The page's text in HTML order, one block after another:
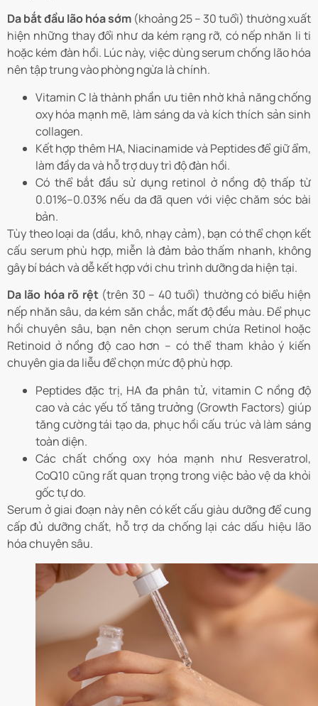
Da bắt đầu lão hóa sớm (khoảng 25 – 30 tuổi) thường xuất
hiện những thay đổi như da kém rạng rỡ, có nếp nhăn li ti
hoặc kém đàn hồi. Lúc này, việc dùng serum chống lão hóa
nên tập trung vào phòng ngừa là chính.
Vitamin C là thành phần ưu tiên nhờ khả năng chống
oxy hóa mạnh mẽ, làm sáng da và kích thích sản sinh
collagen.
Kết hợp thêm HA, Niacinamide và Peptides để giữ ẩm,
làm đầy da và hỗ trợ duy trì độ đàn hồi.
Có thể bắt đầu sử dụng retinol ở nồng độ thấp từ
0.01%–0.03% nếu da đã quen với việc chăm sóc bài
bản.
Tùy theo loại da (dầu, khô, nhạy cảm), bạn có thể chọn kết
cấu serum phù hợp, miễn là đảm bảo thấm nhanh, không
gây bí bách và dễ kết hợp với chu trình dưỡng da hiện tại.
Da lão hóa rõ rệt(trên 30 – 40 tuổi) thường có biểu hiện
nếp nhăn sâu, da kém săn chắc, mất độ đều màu. Để phục
hồi chuyên sâu, bạn nên chọn serum chứa Retinol hoặc
Retinoid ở nồng độ cao hơn – có thể tham khảo ý kiến
chuyên gia da liễu để chọn mức độ phù hợp.
Peptides đặc trị, HA đa phân tử, vitamin C nồng độ
cao và các yếu tố tăng trưởng (Growth Factors) giúp
tăng cường tái tạo da, phục hồi cấu trúc và làm sáng
toàn diện.
Các chất chống oxy hóa mạnh như Resveratrol,
CoQ10 cũng rất quan trọng trong việc bảo vệ da khỏi
gốc tự do.
Serum ở giai đoạn này nên có kết cấu giàu dưỡng để cung
cấp đủ dưỡng chất, hỗ trợ da chống lại các dấu hiệu lão
hóa chuyên sâu.